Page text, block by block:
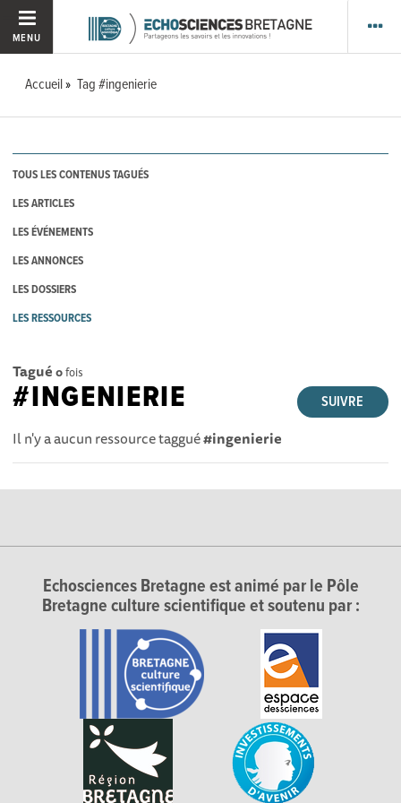
MENU
Accueil Tag #ingenierie
TOUS LES CONTENUS TAGUÉS
LES ARTICLES
LES ÉVÉNEMENTS
LES ANNONCES
LES DOSSIERS
LES RESSOURCES
Tagué 0fois
SUIVRE
#INGENIERIE
Il n'y a aucun ressource taggué#ingenierie
Echosciences Bretagne est animé par le Pôle
Bretagne culture scientifique et soutenu par :